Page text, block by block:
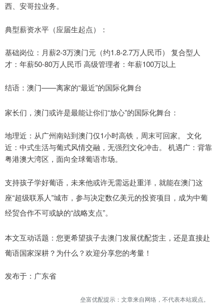
西、安哥拉业务。
典型薪资水平（应届生起点）：
基础岗位：月薪2-3万澳门元（约1.8-2.7万人民币） 复合型人
才：年薪50-80万人民币 高级管理者：年薪100万以上
结语：澳门——离家的“最近”的国际化舞台
家长们，澳门或许是最能让你们“放心”的国际化舞台：
地理近：从广州南站到澳门仅1小时高铁，周末可回家。 文化
近：中式生活与葡式风情交融，无强烈文化冲击。 机遇广：背靠
粤港澳大湾区，面向全球葡语市场。
支持孩子学好葡语，未来他或许无需远赴重洋，就能在澳门这
座“超级联系人”城市，参与决定数亿美元的投资项目，成为中葡
经贸合作不可或缺的“战略支点”。
本文互动话题：您更希望孩子去澳门发展优配货主，还是直接赴
葡语国家深耕？为什么？欢迎分享您的考量！
发布于：广东省
垒富优配提示：文章来自网络，不代表本站观点。